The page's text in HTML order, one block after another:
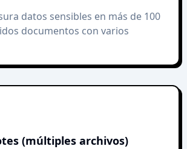
datos sensibles en más de 100
documentos con varios
(múltiples archivos)